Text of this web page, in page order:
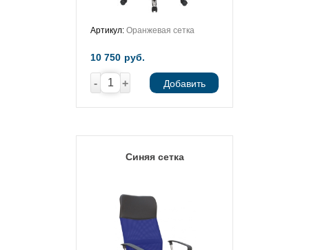
Артикул: Оранжевая сетка
10 750 руб.
- + Добавить
Синяя сетка